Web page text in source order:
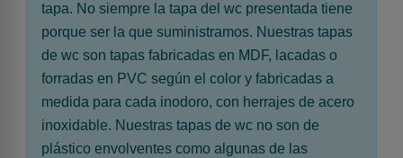
tapa. No siempre la tapa del wc presentada tiene
porque ser la que suministramos. Nuestras tapas
de wc son tapas fabricadas en MDF, lacadas o
forradas en PVC según el color y fabricadas a
medida para cada inodoro, con herrajes de acero
inoxidable. Nuestras tapas de wc no son de
plástico envolventes como algunas de las